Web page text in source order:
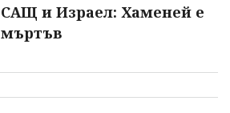
САЩ и Израел: Хаменей е
мъртъв